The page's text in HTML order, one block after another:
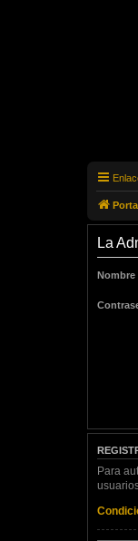
La
Nombre
Para